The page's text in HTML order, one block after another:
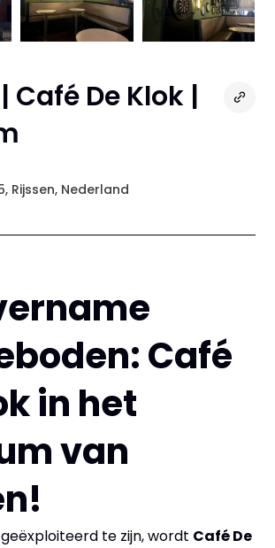
Café De Klok |
Rijssen, Nederland
Café
in het
van
te zijn, wordt Café De